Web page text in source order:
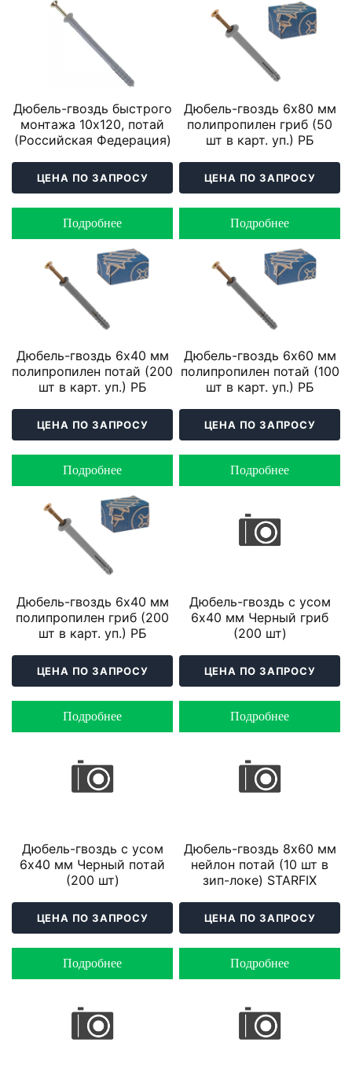
Дюбель-гвоздь быстрого
монтажа 10х120, потай
(Российская Федерация)
ЦЕНА ПО ЗАПРОСУ
Подробнее
Дюбель-гвоздь 6х80 мм
полипропилен гриб (50
шт в карт. уп.) РБ
ЦЕНА ПО ЗАПРОСУ
Подробнее
Дюбель-гвоздь 6х40 мм
полипропилен потай (200
шт в карт. уп.) РБ
ЦЕНА ПО ЗАПРОСУ
Подробнее
Дюбель-гвоздь 6х60 мм
полипропилен потай (100
шт в карт. уп.) РБ
ЦЕНА ПО ЗАПРОСУ
Подробнее
Дюбель-гвоздь 6х40 мм
полипропилен гриб (200
шт в карт. уп.) РБ
ЦЕНА ПО ЗАПРОСУ
Подробнее
Дюбель-гвоздь с усом
6х40 мм Черный гриб
(200 шт)
ЦЕНА ПО ЗАПРОСУ
Подробнее
Дюбель-гвоздь с усом
6х40 мм Черный потай
(200 шт)
ЦЕНА ПО ЗАПРОСУ
Подробнее
Дюбель-гвоздь 8х60 мм
нейлон потай (10 шт в
зип-локе) STARFIX
ЦЕНА ПО ЗАПРОСУ
Подробнее